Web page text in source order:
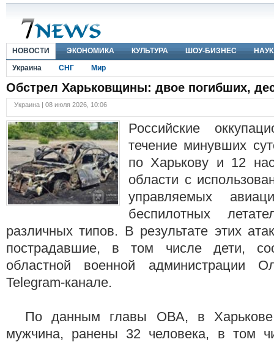
НОВОСТИ ЭКОНОМИКА КУЛЬТУРА ШОУ-БИЗНЕС
Украина
СНГ Мир
Обстрел Харьковщины: двое погибших,
Украина | 08 июля 2026, 10:06
Российские
течение минувших
по Харькову и 12
области с
управляемых
беспилотных
различных типов. В результате этих
пострадавшие, в том числе дети,
областной военной администрации
Telegram-канале.
По данным главы ОВА, в Харькове
мужчина, ранены 32 человека, в том